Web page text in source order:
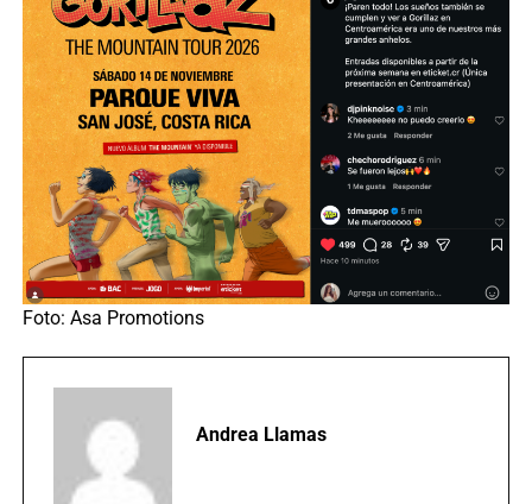
Foto: Asa Promotions
Andrea Llamas